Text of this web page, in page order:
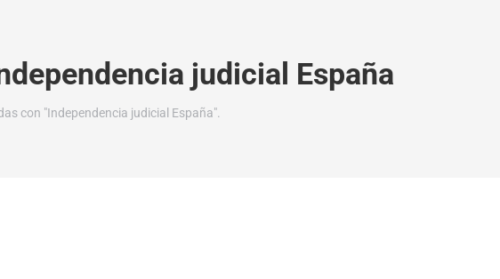
judicial España
con "Independencia judicial España".